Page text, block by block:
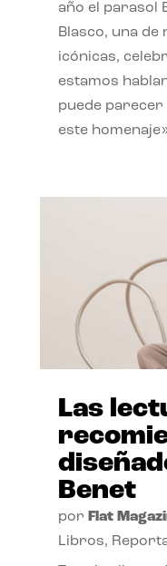
año el parasol
Blasco, una de
icónicas,
estamos
puede
este
Las
Benet
por Flat
Libros,